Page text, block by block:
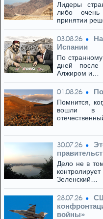
Лидеры
либо очень
принятии
03.08.26
Испании
По
дней после
Алжиром и…
01.08.26
Помнится,
вошли в
30.07.26
Дело не в
Зеленский…
28.07.26
войны»